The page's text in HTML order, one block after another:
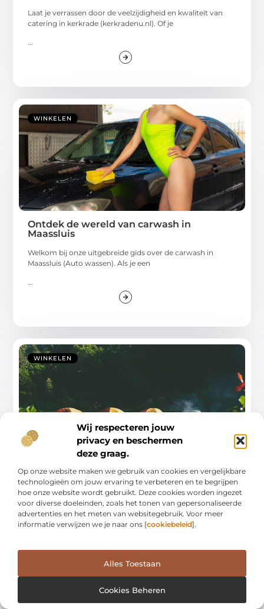
Wij respecteren jouw
privacy en beschermen
deze graag.
Op onze website maken we gebruik van cookies en vergelijkbare
technologieën om jouw ervaring te verbeteren en te begrijpen
hoe onze website wordt gebruikt. Deze cookies worden ingezet
voor diverse doeleinden, zoals het tonen van gepersonaliseerde
advertenties en het meten van websitegebruik. Voor meer
informatie verwijzen we je naar ons [cookiebeleid].
Alles Toestaan
Cookies Beheren
Laat je verrassen door de veelzijdigheid en kwaliteit van
catering in kerkrade (kerkradenu.nl). Of je
WINKELEN
Ontdek de wereld van carwash in
Maassluis
Welkom bij onze uitgebreide gids over de carwash in
Maassluis (Auto wassen). Als je een
...
WINKELEN
voor je volgende avontuur
Kampeerliefhebbers opgelet! Of je nu een doorgewinterde
avonturier bent of net begint met kamperen, een
...